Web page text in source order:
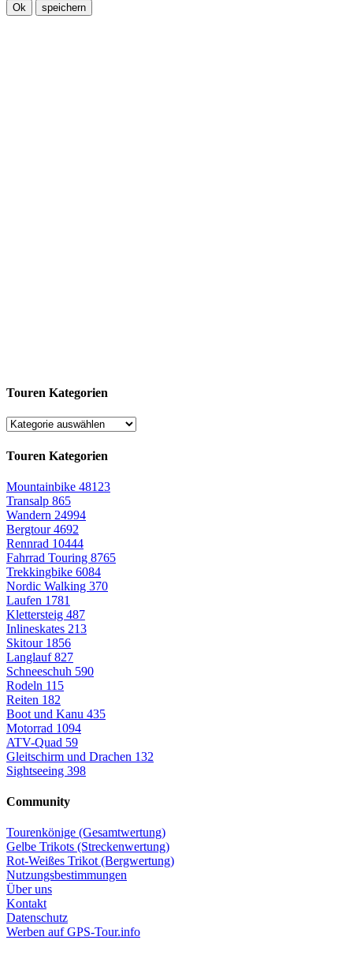
Ok speichern
Touren Kategorien
Touren Kategorien
Mountainbike 48123
Transalp 865
Wandern 24994
Bergtour4692
Rennrad 10444
Fahrrad Touring 8765
Trekkingbike 6084
Nordic Walking 370
Laufen 1781
Klettersteig 487
Inlineskates 213
Skitour 1856
Langlauf827
Schneeschuh 590
Rodeln 115
Reiten 182
Boot und Kanu 435
Motorrad 1094
ATV-Quad 59
Gleitschirm und Drachen 132
Sightseeing 398
Community
Tourenkönige (Gesamtwertung)
Gelbe Trikots (Streckenwertung)
Rot-Weißes Trikot (Bergwertung)
Nutzungsbestimmungen
Über uns
Kontakt
Datenschutz
Werben auf GPS-Tour.info